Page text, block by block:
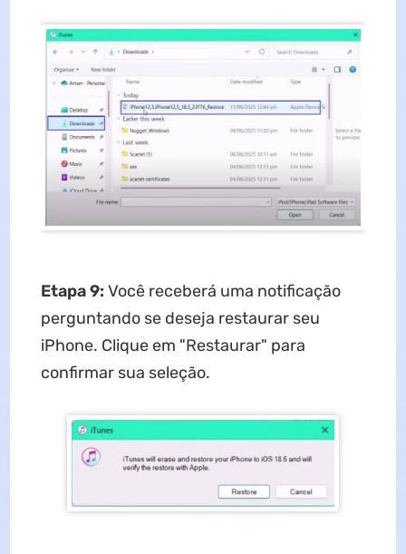
Etapa 9: Você receberá uma notificação
perguntando se deseja restaurar seu
iPhone. Clique em "Restaurar" para
confirmar sua seleção.